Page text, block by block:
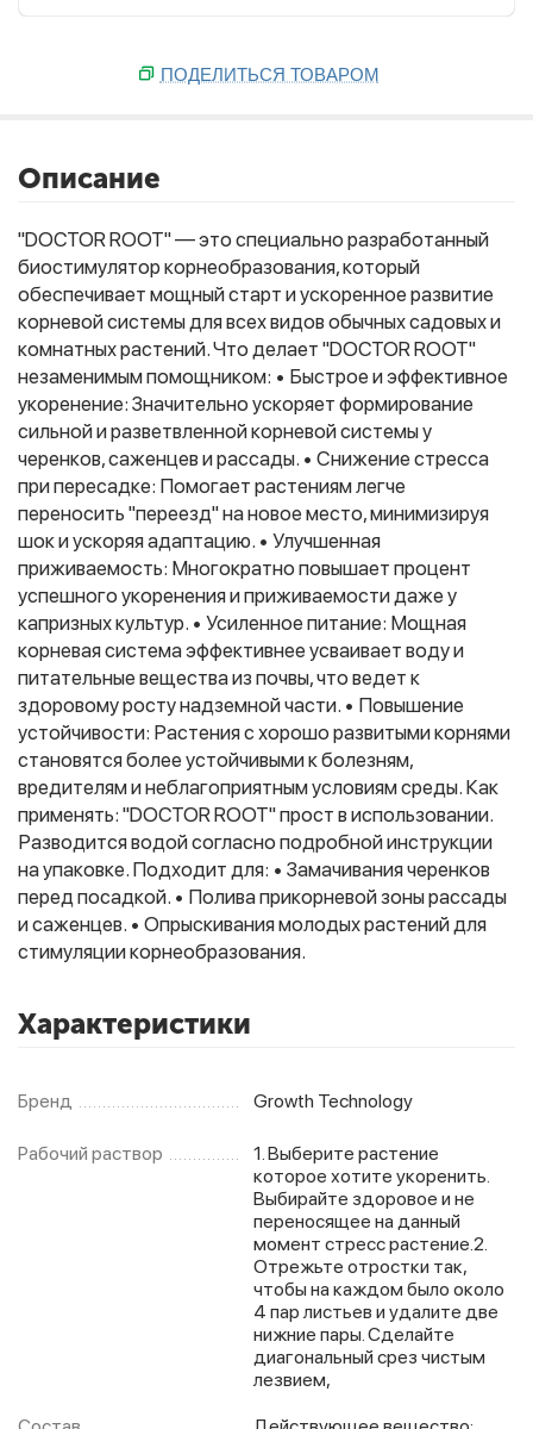
Фитолампы
ПОДЕЛИТЬСЯ ТОВАРОМ
Описание
"DOCTOR ROOT" — это специально разработанный
биостимулятор корнеобразования, который
обеспечивает мощный старт и ускоренное развитие
корневой системы для всех видов обычных садовых и
комнатных растений. Что делает "DOCTOR ROOT"
незаменимым помощником: • Быстрое и эффективное
укоренение: Значительно ускоряет формирование
сильной и разветвленной корневой системы у
черенков, саженцев и рассады. • Снижение стресса
при пересадке: Помогает растениям легче
переносить "переезд" на новое место, минимизируя
шок и ускоряя адаптацию. • Улучшенная
приживаемость: Многократно повышает процент
успешного укоренения и приживаемости даже у
капризных культур. • Усиленное питание: Мощная
корневая система эффективнее усваивает воду и
питательные вещества из почвы, что ведет к
здоровому росту надземной части. • Повышение
устойчивости: Растения с хорошо развитыми корнями
становятся более устойчивыми к болезням,
вредителям и неблагоприятным условиям среды. Как
применять: "DOCTOR ROOT" прост в использовании.
Разводится водой согласно подробной инструкции
на упаковке. Подходит для: • Замачивания черенков
перед посадкой. • Полива прикорневой зоны рассады
и саженцев. • Опрыскивания молодых растений для
стимуляции корнеобразования.
Характеристики
Бренд Growth Technology
Рабочий раствор
1. Выберите растение
которое хотите укоренить.
Выбирайте здоровое и не
переносящее на данный
момент стресс растение.2.
Отрежьте отростки так,
чтобы на каждом было около
4 пар листьев и удалите две
нижние пары. Сделайте
диагональный срез чистым
лезвием,